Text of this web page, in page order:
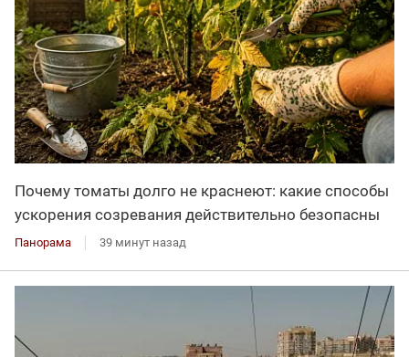
Почему томаты долго не краснеют: какие способы
ускорения созревания действительно безопасны
Панорама 39 минут назад